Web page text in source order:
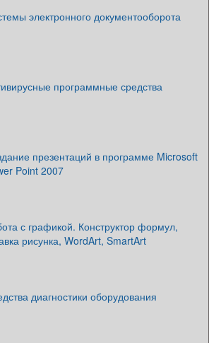
электронного документооборота
программные средства
презентаций в программе Microsoft
Point 2007
с графикой. Конструктор формул,
рисунка, WordArt, SmartArt
диагностики оборудования